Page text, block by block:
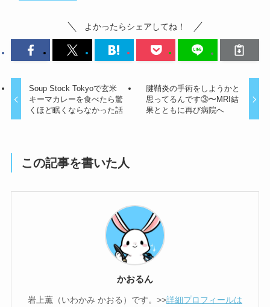
よかったらシェアしてね！
Soup Stock Tokyoで玄米
キーマカレーを食べたら驚
くほど眠くならなかった話
腱鞘炎の手術をしようかと
思ってるんです③〜MRI結
果とともに再び病院へ
この記事を書いた人
かおるん
岩上薫（いわかみ かおる）です。>>詳細プロフィールは